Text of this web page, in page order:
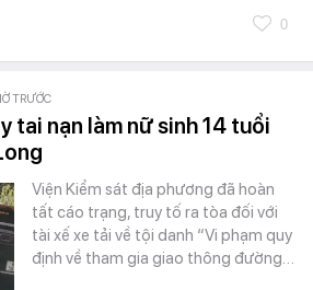
0
TRƯỚC
tai nạn làm nữ sinh 14 tuổi
Viện Kiểm sát địa phương đã hoàn
tất cáo trạng, truy tố ra tòa đối với
tài xế xe tải về tội danh “Vi phạm quy
định về tham gia giao thông đường…